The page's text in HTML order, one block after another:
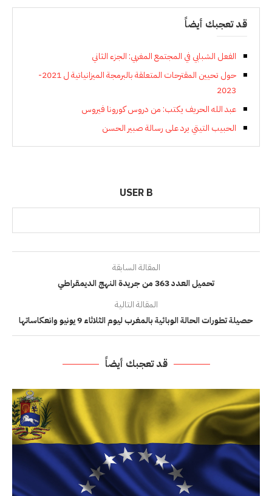
قد تعجبك أيضاً
الفعل الشبابي في المجتمع المغربي: الجزء الثاني
حول تحيين المقترحات المتعلقة بالبرمجة الميزانياتية ل 2021-
2023
عبد الله الحريف يكتب: من دروس كورونا فيروس
الحبيب التيتي يرد على رسالة صبير الحسن
USER B
المقالة السابقة
تحميل العدد 363 من جريدة النهج الديمقراطي
المقالة التالية
حصيلة تطورات الحالة الوبائية بالمغرب ليوم الثلاثاء 9 يونيو وانعكاساتها
قد تعجبك أيضاً